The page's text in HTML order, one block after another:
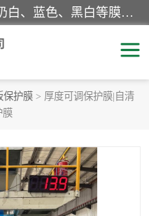
该类保护膜有复合，透明、奶白、蓝色、黑白等膜型。特高粘，高粘，中高粘，中粘，中低粘，低粘等。对于不同的粘力要求有相应的产品相适配。无胶渍残留污染。在较宽的收卷幅度下平整无皱纹，收卷长度大，利于机械化及自动化施工粘贴。为您的产品提供的表面保护解决方案。 产品广泛适用于：铝材、不锈钢、金属、塑料、电子、家电、家具、玻璃、化工材料、装饰材料等。
保护膜 > 厚度可调保护膜|自清
膜
包装膜
家具保护膜
透明保护膜